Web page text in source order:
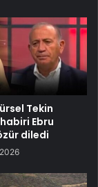
Tekin
Ebru
diledi